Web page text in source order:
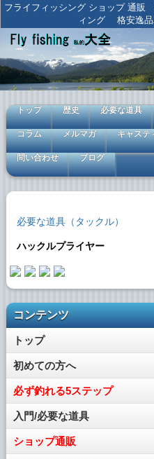
フライフィッシング ショップ 通
ィング 格安逸品
トップ 歴史 必要な道具
コラム メルマガ キャステ
問い合わせ ブログ
必要な道具（タックル）
ハックルプライヤー
コンテンツ
トップ
初めての方へ
必ず釣れる5ステップ
入門/必要な道具
ショップ通販